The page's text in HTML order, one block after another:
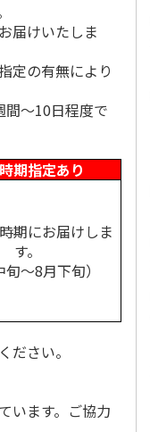
み比
届けいたしま
定の有無により
～10日程度で
期指定あり
期にお届けしま
す。
旬～8月下旬）
さい。
います。ご協力